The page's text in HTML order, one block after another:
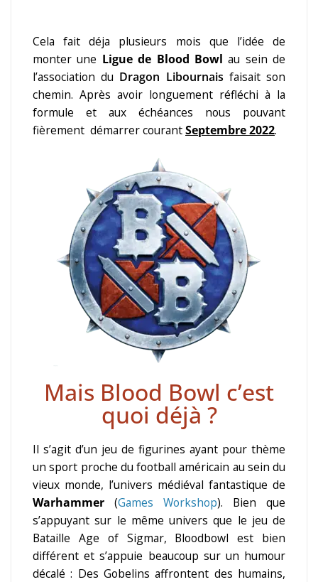
Cela fait déja plusieurs mois que l’idée de
monter une Ligue de Blood Bowl au sein de
l’association du Dragon Libournais faisait son
chemin. Après avoir longuement réfléchi à la
formule et aux échéances nous pouvant
fièrement démarrer courantSeptembre 2022.
Mais Blood Bowl c’est
quoi déjà ?
Il s’agit d’un jeu de figurines ayant pour thème
un sport proche du football américain au sein du
vieux monde, l’univers médiéval fantastique de
Warhammer (Games Workshop). Bien que
s’appuyant sur le même univers que le jeu de
Bataille Age of Sigmar, Bloodbowl est bien
différent et s’appuie beaucoup sur un humour
décalé : Des Gobelins affrontent des humains,